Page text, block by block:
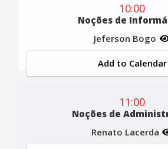
10:00
Noções de
Jeferson Bogo
Add to Calendar
11:00
Noções de
Renato Lacerda